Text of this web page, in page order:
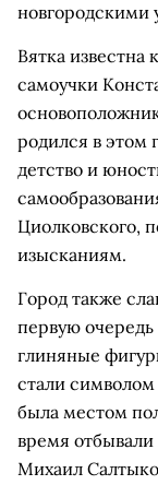
новгородскими
Вятка известна
самоучки
родился в этом
детство и
Циолковского,
изысканиям.
Город также
первую
глиняные
стали символом
была местом
время отбывали
Михаил